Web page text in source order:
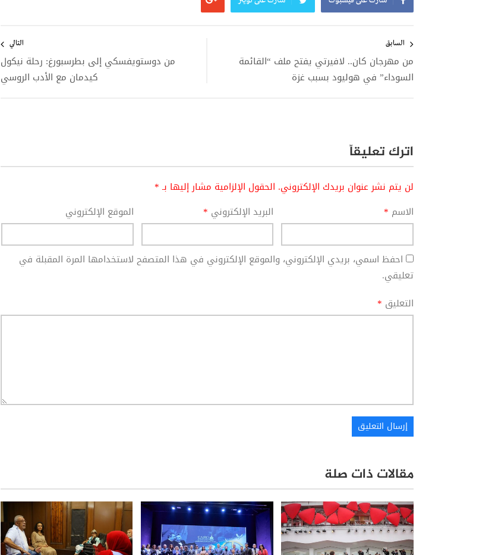
المقالات
السابق
من مهرجان كان.. لافيرتي يفتح ملف “القائمة
السوداء” في هوليود بسبب غزة
التالي
من دوستويفسكي إلى بطرسبورغ: رحلة نيكول
كيدمان مع الأدب الروسي
اترك تعليقاً
لن يتم نشر عنوان بريدك الإلكتروني. الحقول الإلزامية مشار إليها بـ*
الاسم * البريد الإلكتروني * الموقع الإلكتروني
احفظ اسمي، بريدي الإلكتروني، والموقع الإلكتروني في هذا المتصفح لاستخدامها المرة المقبلة في
تعليقي.
التعليق *
مقالات ذات صلة